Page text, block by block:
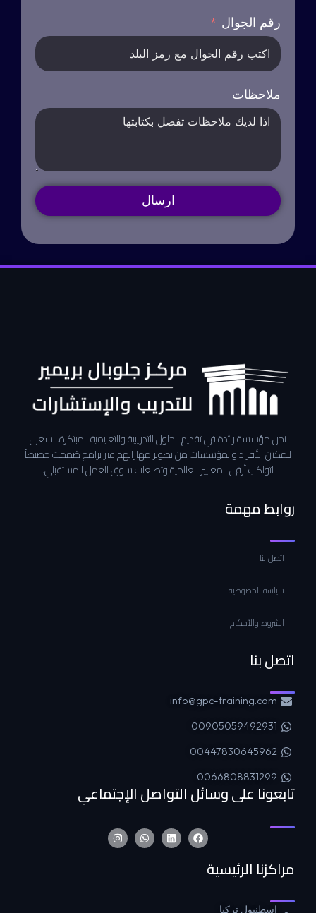
رقم الجوال
ملاحظات
ارسال
نحن مؤسسة رائدة في تقديم الحلول التدريبية والتعليمية المبتكرة. نسعى
لتمكين الأفراد والمؤسسات من تطوير مهاراتهم عبر برامج صُممت خصيصاً
لتواكب أرقى المعايير العالمية وتطلعات سوق العمل المستقبلي.
روابط مهمة
اتصل بنا
سياسة الخصوصية
الشروط والأحكام
اتصل بنا
info@gpc-training.com
00905059492931
00447830645962
0066808831299
تابعونا على وسائل التواصل الإجتماعي
مراكزنا الرئيسية
اسطنبول تركيا